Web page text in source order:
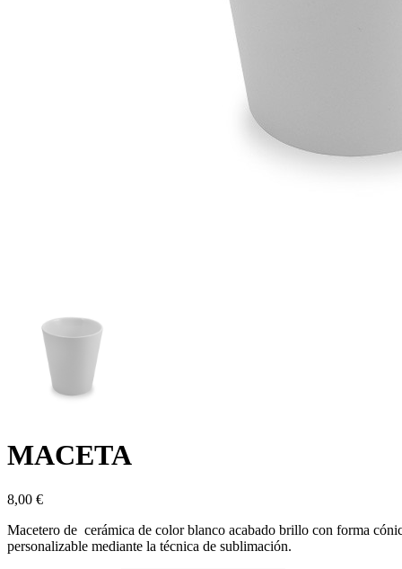
MACETA
8,00 €
Macetero de cerámica de color blanco acabado brillo con forma
personalizable mediante la técnica de sublimación.